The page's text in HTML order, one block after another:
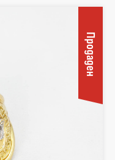
Продаден